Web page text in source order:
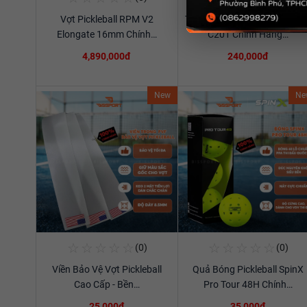
Vợt Pickleball RPM V2
Elongate 16mm Chính…
4,890,000đ
Túi Thể Thao Cầu Lông Ywyat
C201 Chính Hãng…
240,000đ
New
Xem chi tiết
(0)
Viền Bảo Vệ Vợt Pickleball
Cao Cấp - Bền…
Xem chi tiết
(0)
Quả Bóng Pickleball SpinX
Pro Tour 48H Chính…